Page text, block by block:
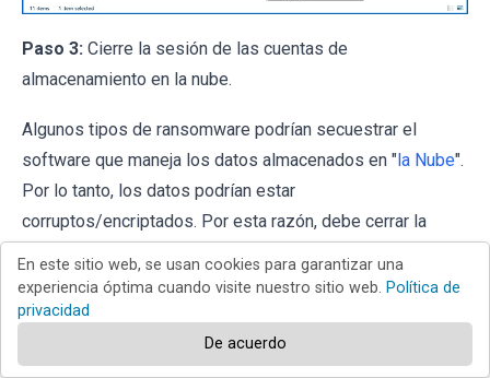
Paso 3: Cierre la sesión de las cuentas de
almacenamiento en la nube.
Algunos tipos de ransomware podrían secuestrar el
software que maneja los datos almacenados en "la Nube".
Por lo tanto, los datos podrían estar
corruptos/encriptados. Por esta razón, debe cerrar la
nube dentro de los navegadores y otro software
relacionado. También debe considerar desinstalar
temporalmente el software de administración de la nube
En este sitio web, se usan cookies para garantizar una
experiencia óptima cuando visite nuestro sitio web. Política de
privacidad
De acuerdo